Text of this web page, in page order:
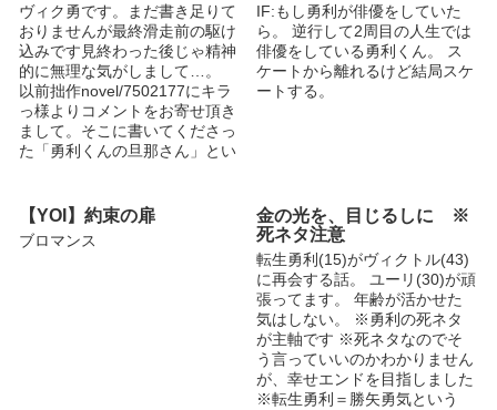
ヴィク勇です。まだ書き足りて
おりませんが最終滑走前の駆け
込みです見終わった後じゃ精神
的に無理な気がしまして…。
以前拙作novel/7502177にキラ
っ様よりコメントをお寄せ頂き
まして。そこに書いてくださっ
た「勇利くんの旦那さん」とい
IF:もし勇利が俳優をしていた
ら。 逆行して2周目の人生では
俳優をしている勇利くん。 ス
ケートから離れるけど結局スケ
ートする。
【YOI】約束の扉
ブロマンス
金の光を、目じるしに ※
死ネタ注意
転生勇利(15)がヴィクトル(43)
に再会する話。 ユーリ(30)が頑
張ってます。 年齢が活かせた
気はしない。 ※勇利の死ネタ
が主軸です ※死ネタなのでそ
う言っていいのかわかりません
が、幸せエンドを目指しました
※転生勇利＝勝矢勇気という